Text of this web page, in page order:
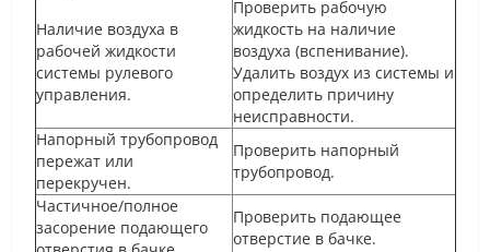
Наличие воздуха в
рабочей жидкости
системы рулевого
управления.
Проверить рабочую
жидкость на наличие
воздуха (вспенивание).
Удалить воздух из системы и
определить причину
неисправности.
Напорный трубопровод
пережат или
перекручен.
Проверить напорный
трубопровод.
Частичное/полное
засорение подающего
Проверить подающее
отверстие в бачке.